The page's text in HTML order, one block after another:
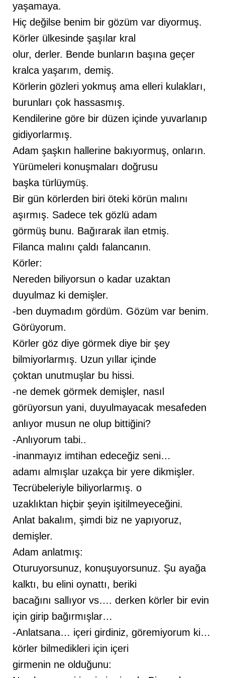
yaşamaya.
Hiç değilse benim bir gözüm var diyormuş.
Körler ülkesinde şaşılar kral
olur, derler. Bende bunların başına geçer
kralca yaşarım, demiş.
Körlerin gözleri yokmuş ama elleri kulakları,
burunları çok hassasmış.
Kendilerine göre bir düzen içinde yuvarlanıp
gidiyorlarmış.
Adam şaşkın hallerine bakıyormuş, onların.
Yürümeleri konuşmaları doğrusu
başka türlüymüş.
Bir gün körlerden biri öteki körün malını
aşırmış. Sadece tek gözlü adam
görmüş bunu. Bağırarak ilan etmiş.
Filanca malını çaldı falancanın.
Körler:
Nereden biliyorsun o kadar uzaktan
duyulmaz ki demişler.
-ben duymadım gördüm. Gözüm var benim.
Görüyorum.
Körler göz diye görmek diye bir şey
bilmiyorlarmış. Uzun yıllar içinde
çoktan unutmuşlar bu hissi.
-ne demek görmek demişler, nasıl
görüyorsun yani, duyulmayacak mesafeden
anlıyor musun ne olup bittiğini?
-Anlıyorum tabi..
-inanmayız imtihan edeceğiz seni…
adamı almışlar uzakça bir yere dikmişler.
Tecrübeleriyle biliyorlarmış. o
uzaklıktan hiçbir şeyin işitilmeyeceğini.
Anlat bakalım, şimdi biz ne yapıyoruz,
demişler.
Adam anlatmış:
Oturuyorsunuz, konuşuyorsunuz. Şu ayağa
kalktı, bu elini oynattı, beriki
bacağını sallıyor vs…. derken körler bir evin
için girip bağırmışlar…
-Anlatsana… içeri girdiniz, göremiyorum ki…
körler bilmedikleri için içeri
girmenin ne olduğunu: